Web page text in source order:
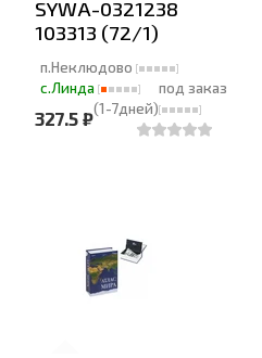
SYWA-0321238
103313 (72/1)
п.Неклюдово
с.Линда
под заказ
(1-7дней)
327.5 ₽